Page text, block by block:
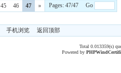
45 46 47 » Pages: 47/47 Go
手机浏览 返回顶部
Total 0.013359(s)
Powered byPHPWind